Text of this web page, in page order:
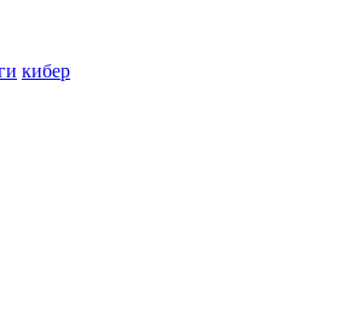
кибер